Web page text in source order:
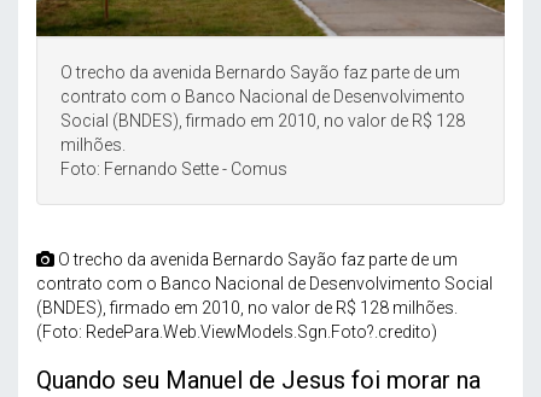
O trecho da avenida Bernardo Sayão faz parte de um
contrato com o Banco Nacional de Desenvolvimento
Social (BNDES), firmado em 2010, no valor de R$ 128
milhões.
Foto: Fernando Sette - Comus
O trecho da avenida Bernardo Sayão faz parte de um
contrato com o Banco Nacional de Desenvolvimento Social
(BNDES), firmado em 2010, no valor de R$ 128 milhões.
(Foto: RedePara.Web.ViewModels.Sgn.Foto?.credito)
Quando seu Manuel de Jesus foi morar na